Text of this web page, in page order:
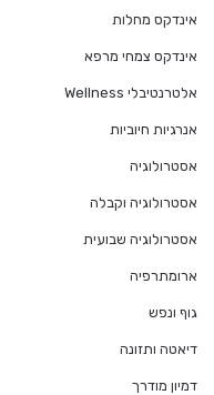
אינדקס מחלות
אינדקס צמחי מרפא
אלטרנטיבלי Wellness
אנרגיות חיוביות
אסטרולוגיה
אסטרולוגיה וקבלה
אסטרולוגיה שבועית
ארומתרפיה
גוף ונפש
דיאטה ותזונה
דמיון מודרך